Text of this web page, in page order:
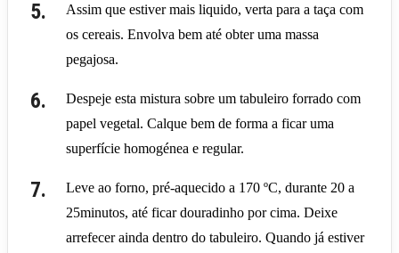
Assim que estiver mais liquido, verta para a taça com
os cereais. Envolva bem até obter uma massa
pegajosa.
Despeje esta mistura sobre um tabuleiro forrado com
papel vegetal. Calque bem de forma a ficar uma
superfície homogénea e regular.
Leve ao forno, pré-aquecido a 170 ºC, durante 20 a
25minutos, até ficar douradinho por cima. Deixe
arrefecer ainda dentro do tabuleiro. Quando já estiver